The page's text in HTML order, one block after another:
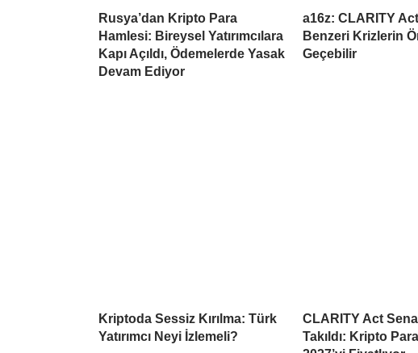
Rusya’dan Kripto Para
Hamlesi: Bireysel Yatırımcılara
Kapı Açıldı, Ödemelerde Yasak
Devam Ediyor
a16z: CLARITY
Benzeri Krizlerin
Geçebilir
Kriptoda Sessiz Kırılma: Türk
Yatırımcı Neyi İzlemeli?
CLARITY Act
Takıldı: Kripto